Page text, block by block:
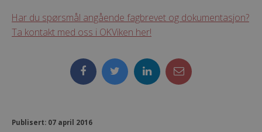
Har du spørsmål angående fagbrevet og dokumentasjon?
Ta kontakt med oss i OKViken her!
Publisert: 07 april 2016